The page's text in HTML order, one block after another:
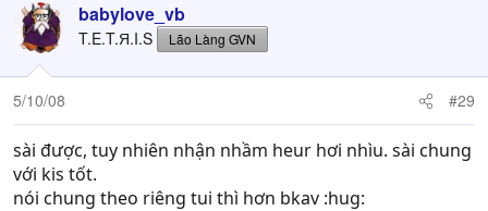
babylove_vb
T.E.T.Я.I.S Lão Làng GVN
5/10/08 #29
sài được, tuy nhiên nhận nhầm heur hơi nhìu. sài chung
với kis tốt.
nói chung theo riêng tui thì hơn bkav :hug: